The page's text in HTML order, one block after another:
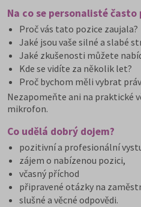
Na co se personalisté často
Proč vás tato pozice zaujala?
Jaké jsou vaše silné a slabé
Jaké zkušenosti můžete
Kde se vidíte za několik let?
Proč bychom měli vybrat
Nezapomeňte ani na praktické
mikrofon.
Co udělá dobrý dojem?
pozitivní a profesionální
zájem o nabízenou pozici,
včasný příchod
připravené otázky na
slušné a věcné odpovědi.